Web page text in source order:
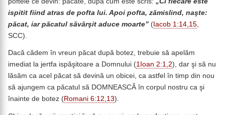
ispitit fiind atras de pofta lui. Apoi pofta, zămislind, naşte:
păcat, iar păcatul săvârşit aduce moarte” ( Iacob 1:14,15
SCC).
Dacă cădem în vreun păcat după botez, trebuie să apelăm
imediat la jertfa ispăşitoare a Domnului (1Ioan 2:1,2), dar şi să nu
lăsăm ca acel păcat să devină un obicei, ca astfel în timp din nou
să ajungem ca păcatul să DOMNEASCĂ în corpul nostru ca şi
înainte de botez (Romani 6:12,13).